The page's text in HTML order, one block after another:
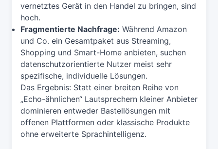
vernetztes Gerät in den Handel zu bringen, sind
hoch.
Fragmentierte Nachfrage: Während Amazon
und Co. ein Gesamtpaket aus Streaming,
Shopping und Smart-Home anbieten, suchen
datenschutzorientierte Nutzer meist sehr
spezifische, individuelle Lösungen.
Das Ergebnis: Statt einer breiten Reihe von
„Echo-ähnlichen“ Lautsprechern kleiner Anbieter
dominieren entweder Bastellösungen mit
offenen Plattformen oder klassische Produkte
ohne erweiterte Sprachintelligenz.